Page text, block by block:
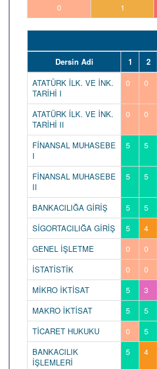
0
1
Dersin Adi
1 2
ATATÜRK İLK. VE İNK.
TARİHİ I
0 0
ATATÜRK İLK. VE İNK.
TARİHİ II
0 0
FİNANSAL MUHASEBE
I
5 5
FİNANSAL MUHASEBE
II
5 5
BANKACILIĞA GİRİŞ 5 5
SİGORTACILIĞA GİRİŞ
5 4
GENEL İŞLETME
0 0
İSTATİSTİK
0 0
MİKRO İKTİSAT
5 3
MAKRO İKTİSAT
5 5
TİCARET HUKUKU
0 5
BANKACILIK
İŞLEMLERİ
5 4